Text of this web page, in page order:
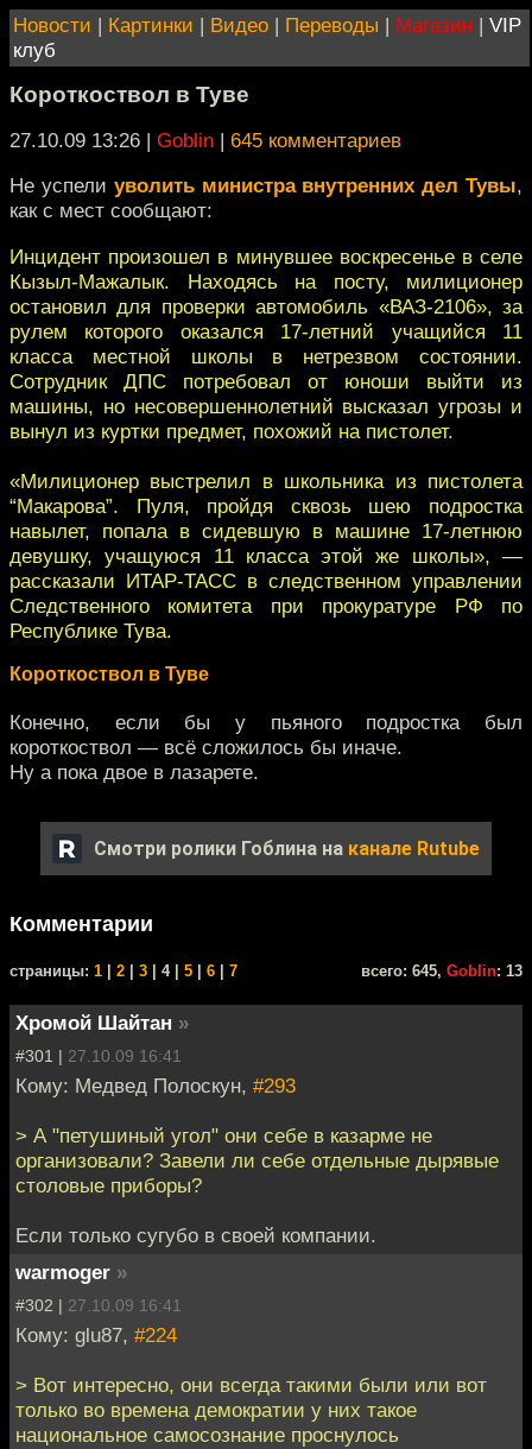
Новости | Картинки | Видео | Переводы | Магазин | VIP
клуб
Короткоствол в Туве
27.10.09 13:26 | Goblin | 645 комментариев
Не успели уволить министра внутренних дел Тувы,
как с мест сообщают:
Инцидент произошел в минувшее воскресенье в селе
Кызыл-Мажалык. Находясь на посту, милиционер
остановил для проверки автомобиль «ВАЗ-2106», за
рулем которого оказался 17-летний учащийся 11
класса местной школы в нетрезвом состоянии.
Сотрудник ДПС потребовал от юноши выйти из
машины, но несовершеннолетний высказал угрозы и
вынул из куртки предмет, похожий на пистолет.
«Милиционер выстрелил в школьника из пистолета
“Макарова”. Пуля, пройдя сквозь шею подростка
навылет, попала в сидевшую в машине 17-летнюю
девушку, учащуюся 11 класса этой же школы», —
рассказали ИТАР-ТАСС в следственном управлении
Следственного комитета при прокуратуре РФ по
Республике Тува.
Короткоствол в Туве
Конечно, если бы у пьяного подростка был
короткоствол — всё сложилось бы иначе.
Ну а пока двое в лазарете.
Смотри ролики Гоблина на канале Rutube
Комментарии
cтраницы: 1 2 3 | 4 | 5 6 7 всего: 645, Goblin: 13
Хромой Шайтан »
#301 | 27.10.09 16:41
Кому: Медвед Полоскун, #293
> А "петушиный угол" они себе в казарме не
организовали? Завели ли себе отдельные дырявые
столовые приборы?
Если только сугубо в своей компании.
warmoger »
#302 | 27.10.09 16:41
Кому: glu87, #224
> Вот интересно, они всегда такими были или вот
только во времена демократии у них такое
национальное самосознание проснулось